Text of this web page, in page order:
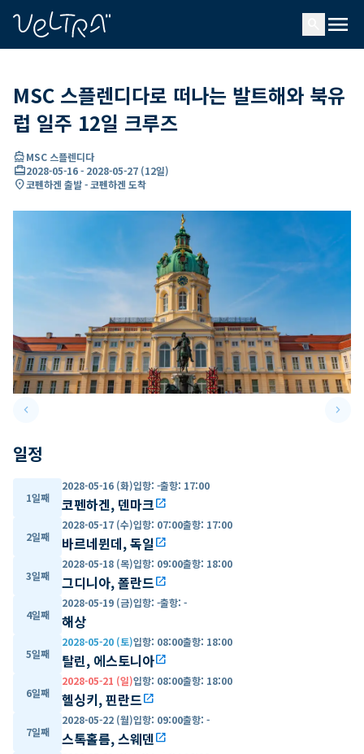
menu
MSC 스플렌디다로 떠나는 발트해와 북유
럽 일주 12일 크루즈
directions_boatMSC 스플렌디다
card_travel2028-05-16- 2028-05-27 (12일)
location_on코펜하겐 출발 - 코펜하겐 도착
keyboard_arrow_leftPrevious slide keyboard_arrow_right
일정
1일째
2028-05-16 (화)입항: -출항: 17:00
코펜하겐, 덴마크open_in_new
2일째
2028-05-17 (수)입항: 07:00출항: 17:00
바르네뮌데, 독일 open_in_new
3일째
2028-05-18 (목)입항: 09:00출항: 18:00
그디니아, 폴란드open_in_new
4일째
2028-05-19 (금)입항: -출항: -
해상
5일째
2028-05-20 (토)입항: 08:00출항: 18:00
탈린, 에스토니아open_in_new
6일째
2028-05-21 (일)입항: 08:00출항: 18:00
헬싱키, 핀란드open_in_new
7일째
2028-05-22 (월)입항: 09:00출항: -
스톡홀름, 스웨덴open_in_new